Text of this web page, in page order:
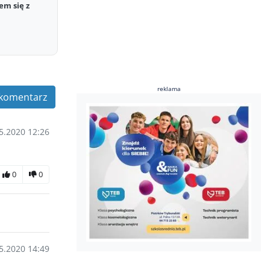
się z
12:26
0 0
14:49
reklama